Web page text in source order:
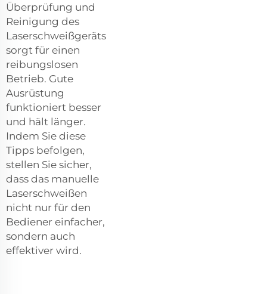
Überprüfung und
Reinigung des
Laserschweißgeräts
sorgt für einen
reibungslosen
Betrieb. Gute
Ausrüstung
funktioniert besser
und hält länger.
Indem Sie diese
Tipps befolgen,
stellen Sie sicher,
dass das manuelle
Laserschweißen
nicht nur für den
Bediener einfacher,
sondern auch
effektiver wird.